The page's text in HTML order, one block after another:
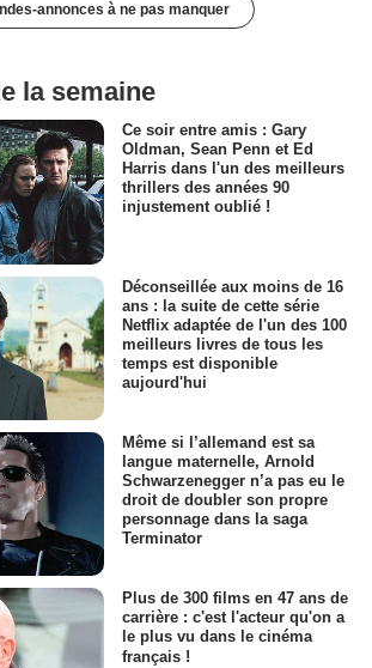
annonces à ne pas manquer
la semaine
Ce soir entre amis : Gary
Oldman, Sean Penn et Ed
Harris dans l'un des meilleurs
thrillers des années 90
injustement oublié !
Déconseillée aux moins de 16
ans : la suite de cette série
Netflix adaptée de l'un des 100
meilleurs livres de tous les
temps est disponible
aujourd'hui
Même si l’allemand est sa
langue maternelle, Arnold
Schwarzenegger n’a pas eu le
droit de doubler son propre
personnage dans la saga
Terminator
Plus de 300 films en 47 ans de
carrière : c'est l'acteur qu'on a
le plus vu dans le cinéma
français !